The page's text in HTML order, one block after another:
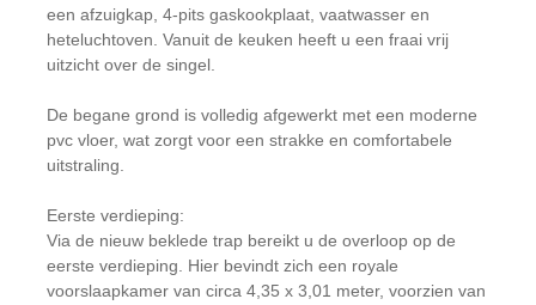
een afzuigkap, 4-pits gaskookplaat, vaatwasser en
heteluchtoven. Vanuit de keuken heeft u een fraai vrij
uitzicht over de singel.
De begane grond is volledig afgewerkt met een moderne
pvc vloer, wat zorgt voor een strakke en comfortabele
uitstraling.
Eerste verdieping:
Via de nieuw beklede trap bereikt u de overloop op de
eerste verdieping. Hier bevindt zich een royale
voorslaapkamer van circa 4,35 x 3,01 meter, voorzien van